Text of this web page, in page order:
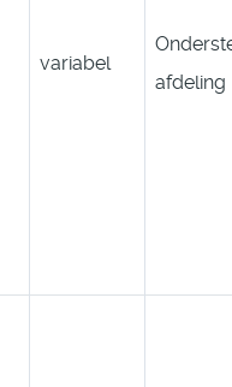
variabel
afdeling